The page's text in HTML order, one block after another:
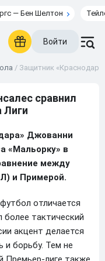
— Бен Шелтон
Войти
/ Защитник
сравнил
Лиги
Джованни
«Мальорку» в
между
и Примерой.
отличается
более тактический
акцент делается
и борьбу. Тем не